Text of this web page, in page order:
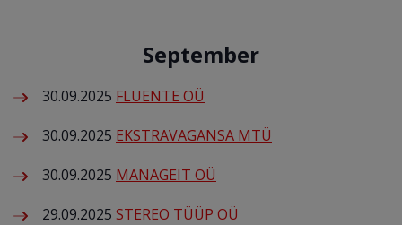
September
30.09.2025 FLUENTE OÜ
30.09.2025 EKSTRAVAGANSA MTÜ
30.09.2025 MANAGEIT OÜ
29.09.2025 STEREO TÜÜP OÜ